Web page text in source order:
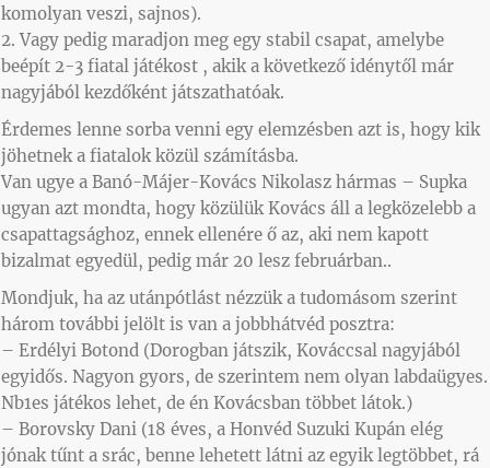
komolyan veszi, sajnos).
2. Vagy pedig maradjon meg egy stabil csapat, amelybe
beépít 2-3 fiatal játékost , akik a következő idénytől már
nagyjából kezdőként játszathatóak.
Érdemes lenne sorba venni egy elemzésben azt is, hogy kik
jöhetnek a fiatalok közül számításba.
Van ugye a Banó-Májer-Kovács Nikolasz hármas – Supka
ugyan azt mondta, hogy közülük Kovács áll a legközelebb a
csapattagsághoz, ennek ellenére ő az, aki nem kapott
bizalmat egyedül, pedig már 20 lesz februárban..
Mondjuk, ha az utánpótlást nézzük a tudomásom szerint
három további jelölt is van a jobbhátvéd posztra:
– Erdélyi Botond (Dorogban játszik, Kováccsal nagyjából
egyidős. Nagyon gyors, de szerintem nem olyan labdaügyes.
Nb1es játékos lehet, de én Kovácsban többet látok.)
– Borovsky Dani (18 éves, a Honvéd Suzuki Kupán elég
jónak tűnt a srác, benne lehetett látni az egyik legtöbbet, rá